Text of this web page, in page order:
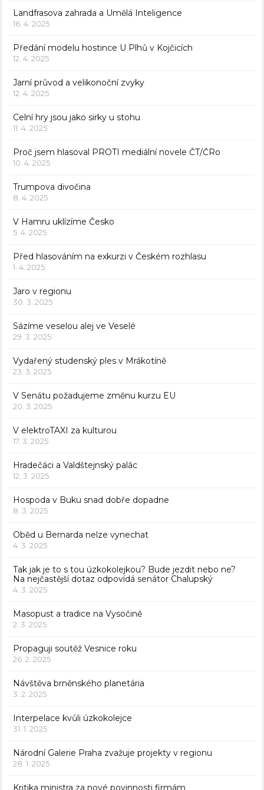
Landfrasova zahrada a Umělá Inteligence
16. 4. 2025
Předání modelu hostince U Plhů v Kojčicích
12. 4. 2025
Jarní průvod a velikonoční zvyky
12. 4. 2025
Celní hry jsou jako sirky u stohu
11. 4. 2025
Proč jsem hlasoval PROTI mediální novele ČT/ČRo
10. 4. 2025
Trumpova divočina
8. 4. 2025
V Hamru uklízíme Česko
5. 4. 2025
Před hlasováním na exkurzi v Českém rozhlasu
1. 4. 2025
Jaro v regionu
30. 3. 2025
Sázíme veselou alej ve Veselé
29. 3. 2025
Vydařený studenský ples v Mrákotíně
23. 3. 2025
V Senátu požadujeme změnu kurzu EU
20. 3. 2025
V elektroTAXI za kulturou
17. 3. 2025
Hradečáci a Valdštejnský palác
12. 3. 2025
Hospoda v Buku snad dobře dopadne
8. 3. 2025
Oběd u Bernarda nelze vynechat
4. 3. 2025
Tak jak je to s tou úzkokolejkou? Bude jezdit nebo ne?
Na nejčastější dotaz odpovídá senátor Chalupský
4. 3. 2025
Masopust a tradice na Vysočině
2. 3. 2025
Propaguji soutěž Vesnice roku
26. 2. 2025
Návštěva brněnského planetária
3. 2. 2025
Interpelace kvůli úzkokolejce
31. 1. 2025
Národní Galerie Praha zvažuje projekty v regionu
28. 1. 2025